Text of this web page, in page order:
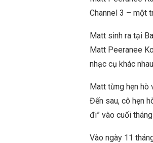
Channel 3 – một
Matt sinh ra tại
Matt Peeranee
nhạc cụ khác
Matt từng hẹn hò
Đến sau, cô hẹn
đi” vào cuối
Vào ngày 11